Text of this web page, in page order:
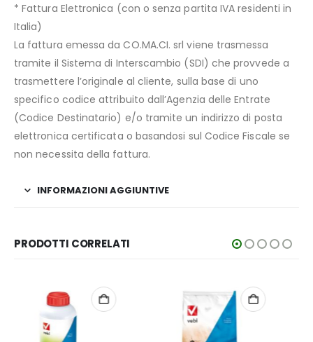
* Fattura Elettronica (con o senza partita IVA residenti in
Italia)
La fattura emessa da CO.MA.CI. srl viene trasmessa
tramite il Sistema di Interscambio (SDI) che provvede a
trasmettere l’originale al cliente, sulla base di uno
specifico codice attribuito dall’Agenzia delle Entrate
(Codice Destinatario) e/o tramite un indirizzo di posta
elettronica certificata o basandosi sul Codice Fiscale se
non necessita della fattura.
INFORMAZIONI AGGIUNTIVE
PRODOTTI CORRELATI
PATENTINO RICHIESTO